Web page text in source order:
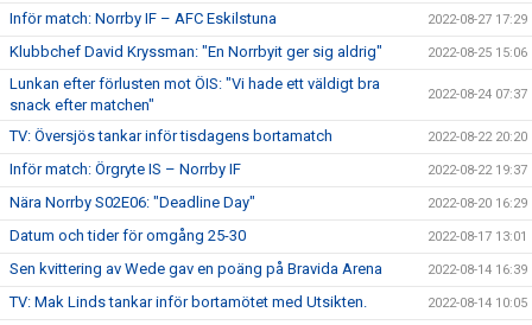
Inför match: Norrby IF – AFC Eskilstuna 2022-08-27 17:29
Klubbchef David Kryssman: "En Norrbyit ger sig aldrig" 2022-08-25 15:06
Lunkan efter förlusten mot ÖIS: "Vi hade ett väldigt bra
snack efter matchen"
2022-08-24 07:37
TV: Översjös tankar inför tisdagens bortamatch 2022-08-22 20:20
Inför match: Örgryte IS – Norrby IF 2022-08-22 19:37
Nära Norrby S02E06: "Deadline Day" 2022-08-20 16:29
Datum och tider för omgång 25-30 2022-08-17 13:01
Sen kvittering av Wede gav en poäng på Bravida Arena 2022-08-14 16:39
TV: Mak Linds tankar inför bortamötet med Utsikten. 2022-08-14 10:05